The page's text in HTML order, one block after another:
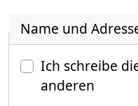
Name und
Ich schreibe
anderen